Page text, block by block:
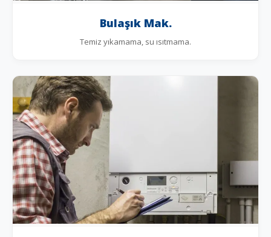
Bulaşık Mak.
Temiz yıkamama, su ısıtmama.